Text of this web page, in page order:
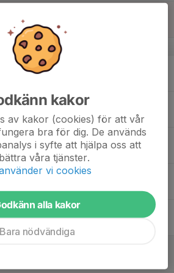
v.47
kakor
av kakor (cookies) för att vår
bra för dig. De används
i syfte att hjälpa oss att
våra tjänster.
vi cookies
alla kakor
Bara nödvändiga